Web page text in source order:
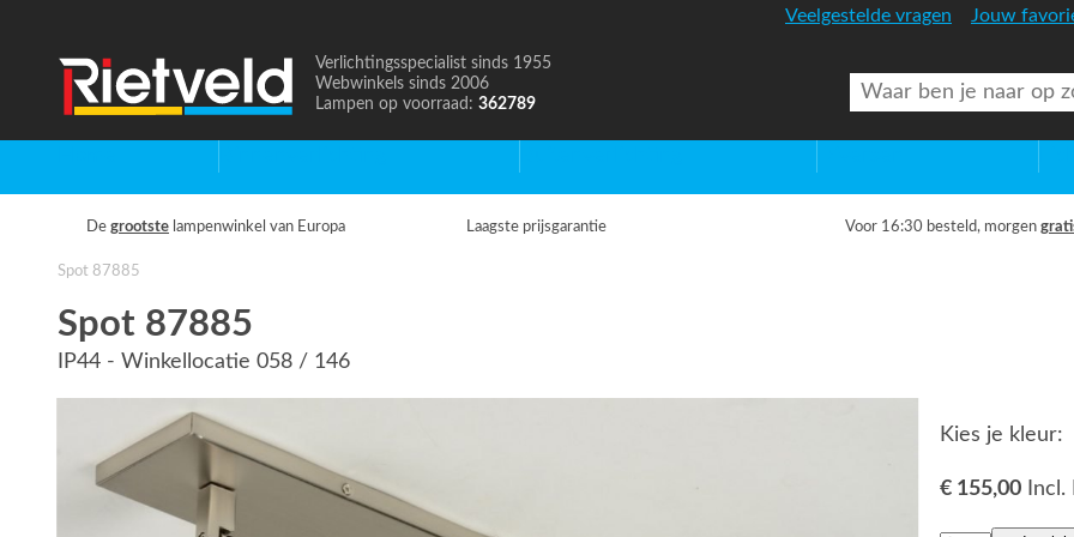
Veelgestelde vragen Jouw
Naar
de
Verlichtingsspecialist sinds 1955
Webwinkels sinds 2006
Lampen op voorraad: 362789
De grootste lampenwinkel van Europa Laagste prijsgarantie Voor 16:30 besteld, morgen
Spot 87885
Spot 87885
IP44 - Winkellocatie 058 / 146
Kies je kleur:
€ 155,00